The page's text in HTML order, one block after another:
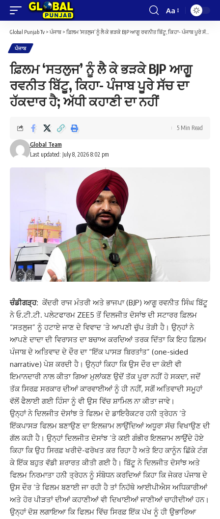
Font
Resizer
Aa
Global Punjab Tv > ਪੰਜਾਬ > ਫ਼ਿਲਮ ‘ਸਤਲੁਜ’ ਨੂੰ ਲੈ ਕੇ ਭੜਕੇ BJP ਆਗੂ ਰਵਨੀਤ ਬਿੱਟੂ, ਕਿਹਾ- ਪੰਜਾਬ ਪੂਰੇ ਸੱਚ ਦਾ ਹੱਕਦਾਰ ਹੈ; ਅੱਧੀ ਕਹਾਣੀ ਦਾ ਨਹੀਂ
ਪੰਜਾਬ
ਫ਼ਿਲਮ ‘ਸਤਲੁਜ’ ਨੂੰ ਲੈ ਕੇ ਭੜਕੇ BJP ਆਗੂ
ਰਵਨੀਤ ਬਿੱਟੂ, ਕਿਹਾ- ਪੰਜਾਬ ਪੂਰੇ ਸੱਚ ਦਾ
ਹੱਕਦਾਰ ਹੈ; ਅੱਧੀ ਕਹਾਣੀ ਦਾ ਨਹੀਂ
Last updated: July 8, 2026 8:02 pm
Global Team
5 Min Read
ਚੰਡੀਗੜ੍ਹ: ਕੇਂਦਰੀ ਰਾਜ ਮੰਤਰੀ ਅਤੇ ਭਾਜਪਾ (BJP) ਆਗੂ ਰਵਨੀਤ ਸਿੰਘ ਬਿੱਟੂ
ਨੇ ਓ.ਟੀ.ਟੀ. ਪਲੇਟਫਾਰਮ ZEE5 ਤੋਂ ਦਿਲਜੀਤ ਦੋਸਾਂਝ ਦੀ ਸਟਾਰਰ ਫ਼ਿਲਮ
“ਸਤਲੁਜ” ਨੂੰ ਹਟਾਏ ਜਾਣ ਦੇ ਵਿਵਾਦ ‘ਤੇ ਆਪਣੀ ਚੁੱਪ ਤੋੜੀ ਹੈ। ਉਨ੍ਹਾਂ ਨੇ
ਆਪਣੇ ਦਾਦਾ ਦੀ ਵਿਰਾਸਤ ਦਾ ਬਚਾਅ ਕਰਦਿਆਂ ਤਰਕ ਦਿੱਤਾ ਕਿ ਇਹ ਫ਼ਿਲਮ
ਪੰਜਾਬ ਦੇ ਅਤਿਵਾਦ ਦੇ ਦੌਰ ਦਾ “ਇੱਕ ਪਾਸੜ ਬਿਰਤਾਂਤ” (one-sided
narrative) ਪੇਸ਼ ਕਰਦੀ ਹੈ। ਉਨ੍ਹਾਂ ਕਿਹਾ ਕਿ ਉਸ ਦੌਰ ਦਾ ਕੋਈ ਵੀ
ਇਮਾਨਦਾਰੀ ਨਾਲ ਕੀਤਾ ਗਿਆ ਮੁਲਾਂਕਣ ਉਦੋਂ ਤੱਕ ਪੂਰਾ ਨਹੀਂ ਹੋ ਸਕਦਾ, ਜਦੋਂ
ਤੱਕ ਸਿਰਫ਼ ਸਰਕਾਰ ਦੀਆਂ ਕਾਰਵਾਈਆਂ ਨੂੰ ਹੀ ਨਹੀਂ, ਸਗੋਂ ਅਤਿਵਾਦੀ ਸਮੂਹਾਂ
ਵੱਲੋਂ ਫੈਲਾਈ ਗਈ ਹਿੰਸਾ ਨੂੰ ਵੀ ਉਸ ਵਿੱਚ ਸ਼ਾਮਿਲ ਨਾ ਕੀਤਾ ਜਾਵੇ।
ਉਨ੍ਹਾਂ ਨੇ ਦਿਲਜੀਤ ਦੋਸਾਂਝ ਤੇ ਫਿਲਮ ਦੇ ਡਾਇਰੈਕਟਰ ਹਨੀ ਤ੍ਰੇਹਨ ‘ਤੇ
ਇੱਕਪਾਸੜ ਫਿਲਮ ਬਣਾਉਣ ਦਾ ਇਲਜ਼ਾਮ ਲਾਉਂਦਿਆਂ ਅਧੂਰਾ ਸੱਚ ਵਿਖਾਉਣ ਦੀ
ਗੱਲ ਕਹੀ ਹੈ। ਉਨ੍ਹਾਂ ਦਿਲਜੀਤ ਦੋਸਾਂਝ ‘ਤੇ ਕਈ ਗੰਭੀਰ ਇਲਜ਼ਾਮ ਲਾਉਂਦੇ ਹੋਏ
ਕਿਹਾ ਕਿ ਉਹ ਸਿਰਫ਼ ਖਰੀਦੋ-ਫਰੋਖਤ ਕਰ ਰਿਹਾ ਹੈ ਅਤੇ ਇਹ ਕਾਨੂੰਨ ਛਿੱਕੇ ਟੰਗ
ਕੇ ਇੱਕ ਬਹੁਤ ਵੱਡੀ ਸ਼ਰਾਰਤ ਕੀਤੀ ਗਈ ਹੈ। ਬਿੱਟੂ ਨੇ ਦਿਲਜੀਤ ਦੋਸਾਂਝ ਅਤੇ
ਫਿਲਮ ਨਿਰਮਾਤਾ ਹਨੀ ਤ੍ਰੇਹਨ ਨੂੰ ਸੰਬੋਧਨ ਕਰਦਿਆਂ ਕਿਹਾ ਕਿ ਜੇਕਰ ਪੰਜਾਬ ਦੇ
ਉਸ ਦੌਰ ‘ਤੇ ਫਿਲਮ ਬਣਾਈ ਜਾ ਰਹੀ ਹੈ ਤਾਂ ਨਿਹੱਥੇ ਆਈਪੀਐਸ ਅਧਿਕਾਰੀਆਂ
ਅਤੇ ਹੋਰ ਪੀੜਤਾਂ ਦੀਆਂ ਕਹਾਣੀਆਂ ਵੀ ਦਿਖਾਈਆਂ ਜਾਣੀਆਂ ਚਾਹੀਦੀਆਂ ਹਨ।
ਉਨ੍ਹਾਂ ਦੋਸ਼ ਲਗਾਇਆ ਕਿ ਫਿਲਮ ਵਿੱਚ ਸਿਰਫ਼ ਇੱਕ ਪੱਖ ਨੂੰ ਹੀ ਉਭਾਰਿਆ